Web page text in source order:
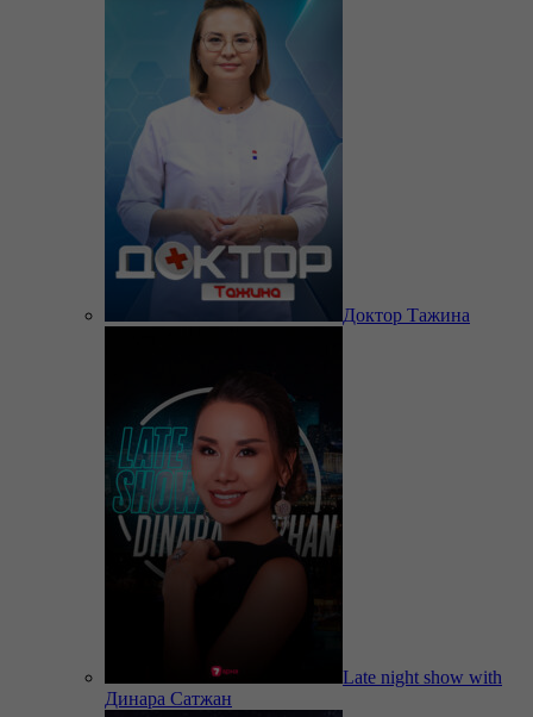
Доктор Тажина
Late night show with
Динара Сатжан